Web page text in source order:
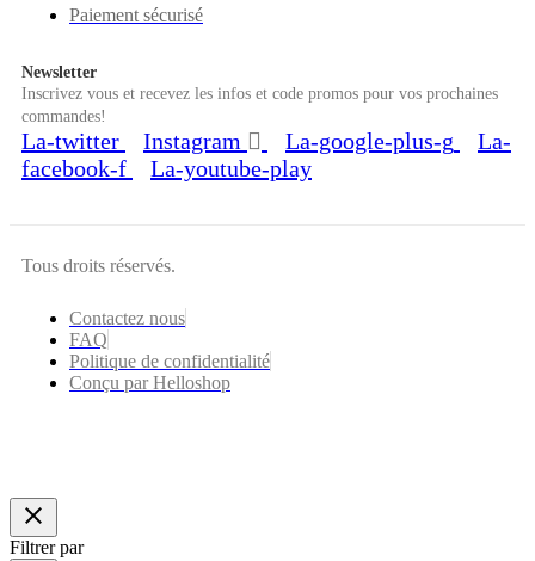
Paiement sécurisé
Newsletter
Inscrivez vous et recevez les infos et code promos pour vos prochaines
commandes!
La-twitter Instagram La-google-plus-g
La-
facebook-f
La-youtube-play
Tous droits réservés.
Contactez nous
FAQ
Politique de confidentialité
Conçu par Helloshop
close
Filtrer par